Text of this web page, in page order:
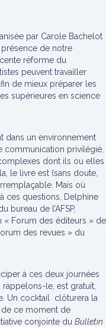
par Carole Bachelot
présence de notre
réforme du
peuvent travailler
de mieux préparer les
supérieures en science
dans un environnement
communication privilégié,
dont ils ou elles
le livre est (sans doute,
Mais où
ces questions, Delphine
bureau de l’AFSP,
« Forum des éditeurs » de
des revues » du
à ces deux journées
rappelons-le, est gratuit,
Un cocktail clôturera la
de ce moment de
conjointe du Bulletin